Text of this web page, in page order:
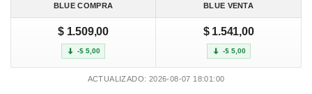
BLUE COMPRA BLUE VENTA
$ 1.509,00
-$ 5,00
$ 1.541,00
-$ 5,00
ACTUALIZADO: 2026-08-07 18:01:00